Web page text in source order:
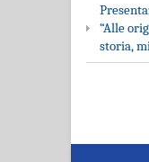
“Alle
storia,